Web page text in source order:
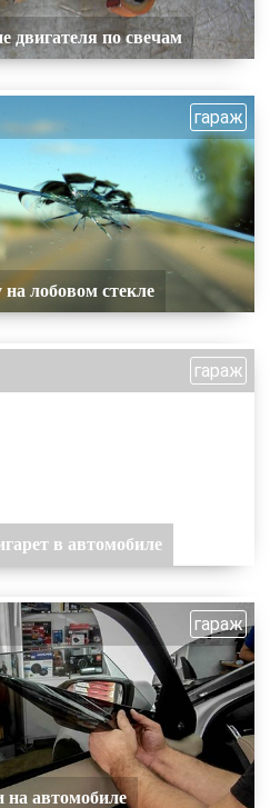
двигателя по свечам
гараж
лобовом стекле
гараж
в автомобиле
гараж
на автомобиле